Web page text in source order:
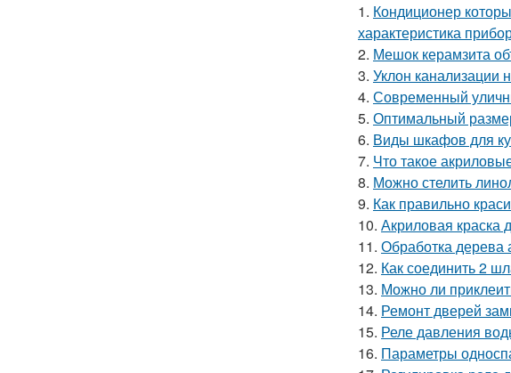
1. Кондиционер
характеристика
2. Мешок керамзита
3. Уклон канализации
4. Современный
5. Оптимальный
6. Виды шкафов для
7. Что такое
8. Можно стелить
9. Как правильно
10. Акриловая краска
11. Обработка дерева
12. Как соединить 2
13. Можно ли
14. Ремонт дверей
15. Реле давления
16. Параметры